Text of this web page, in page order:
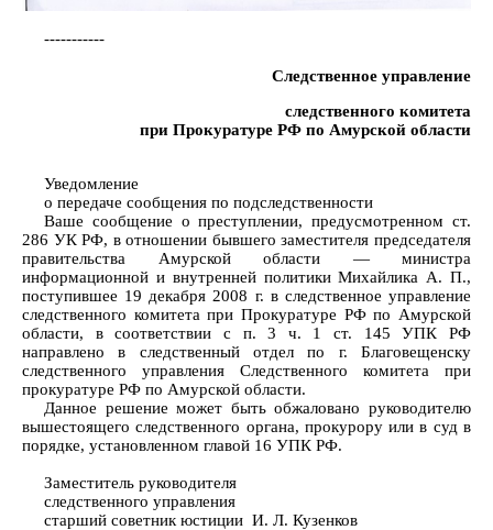
-----------
Следственное управление
следственного комитета
при Прокуратуре РФ по Амурской области
Уведомление
о передаче сообщения по подследственности
Ваше сообщение о преступлении, предусмотренном ст.
286 УК РФ, в отношении бывшего заместителя председателя
правительства Амурской области — министра
информационной и внутренней политики Михайлика А. П.,
поступившее 19 декабря 2008 г. в следственное управление
следственного комитета при Прокуратуре РФ по Амурской
области, в соответствии с п. 3 ч. 1 ст. 145 УПК РФ
направлено в следственный отдел по г. Благовещенску
следственного управления Следственного комитета при
прокуратуре РФ по Амурской области.
Данное решение может быть обжаловано руководителю
вышестоящего следственного органа, прокурору или в суд в
порядке, установленном главой 16 УПК РФ.
Заместитель руководителя
следственного управления
старший советник юстиции И. Л. Кузенков